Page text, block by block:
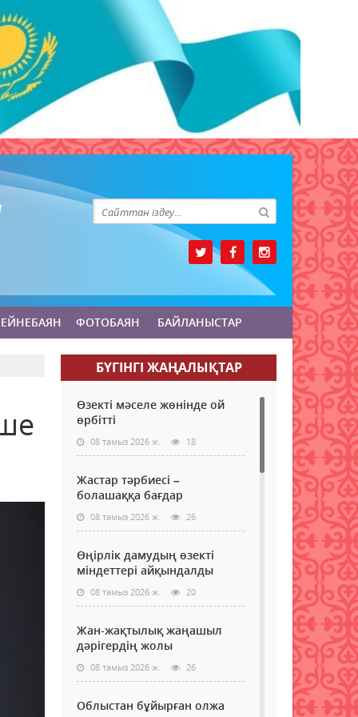
ФОТОБАЯН БАЙЛАНЫСТАР
БҮГІНГI ЖАҢАЛЫҚТАР
Өзекті мәселе жөнінде ой
өрбітті
08 тамыз 2026 ж. 18
Жастар тәрбиесі –
болашаққа бағдар
08 тамыз 2026 ж. 26
Өңірлік дамудың өзекті
міндеттері айқындалды
08 тамыз 2026 ж. 20
Жан-жақтылық жаңашыл
дәрігердің жолы
08 тамыз 2026 ж. 26
Облыстан бұйырған олжа